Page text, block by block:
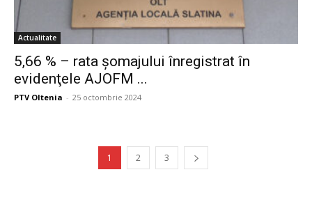
Actualitate
5,66 % – rata şomajului înregistrat în
evidenţele AJOFM ...
PTV Oltenia - 25 octombrie 2024
1 2 3